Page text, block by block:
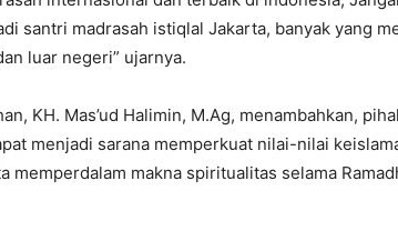
santri madrasah istiqlal Jakarta, banyak yang
luar negeri” ujarnya.
KH. Mas’ud Halimin, M.Ag, menambahkan,
menjadi sarana memperkuat nilai-nilai
memperdalam makna spiritualitas selama